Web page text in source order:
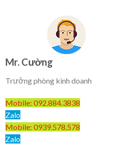
Mr. Cường
Trưởng phòng kinh doanh
Mobile: 092.884.3838
Zalo
Mobile: 0939.578.578
Zalo